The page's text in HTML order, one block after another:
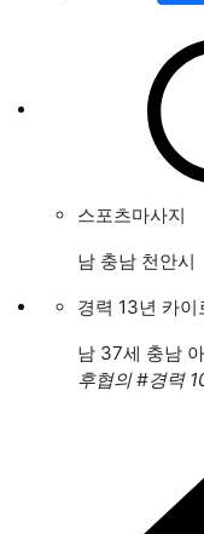
스포츠마사지
남 충남 천안시
경력 13년 카
남 37세 충남
후협의 #경력